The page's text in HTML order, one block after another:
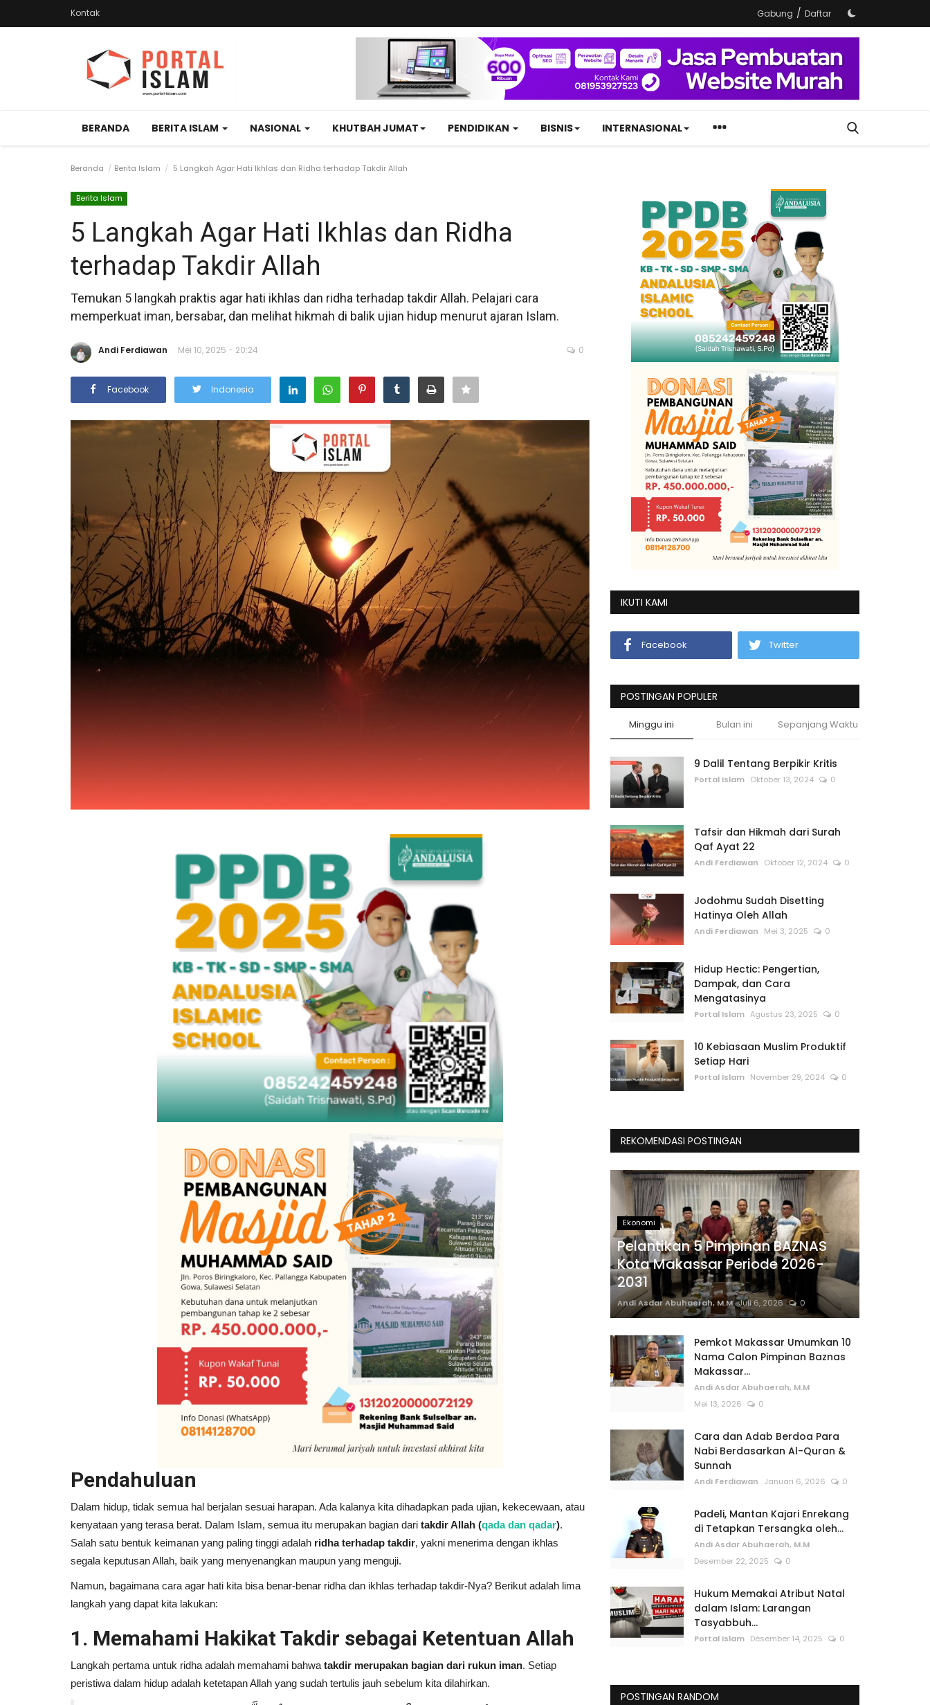
Kontak Gabung / Daftar
BERANDA BERITA ISLAM NASIONAL KHUTBAH JUMAT PENDIDIKAN BISNIS INTERNASIONAL
Beranda Berita Islam 5 Langkah Agar Hati Ikhlas dan Ridha terhadap Takdir Allah
Berita Islam
5 Langkah Agar Hati Ikhlas dan Ridha
terhadap Takdir Allah
Temukan 5 langkah praktis agar hati ikhlas dan ridha terhadap takdir Allah. Pelajari cara
memperkuat iman, bersabar, dan melihat hikmah di balik ujian hidup menurut ajaran Islam.
Andi Ferdiawan Mei 10, 2025 - 20:24 0
Facebook Indonesia
Pendahuluan
Dalam hidup, tidak semua hal berjalan sesuai harapan. Ada kalanya kita dihadapkan pada ujian, kekecewaan, atau
kenyataan yang terasa berat. Dalam Islam, semua itu merupakan bagian dari takdir Allah (qada dan qadar).
Salah satu bentuk keimanan yang paling tinggi adalah ridha terhadap takdir, yakni menerima dengan ikhlas
segala keputusan Allah, baik yang menyenangkan maupun yang menguji.
Namun, bagaimana cara agar hati kita bisa benar-benar ridha dan ikhlas terhadap takdir-Nya? Berikut adalah lima
langkah yang dapat kita lakukan:
1. Memahami Hakikat Takdir sebagai Ketentuan Allah
Langkah pertama untuk ridha adalah memahami bahwatakdir merupakan bagian dari rukun iman. Setiap
peristiwa dalam hidup adalah ketetapan Allah yang sudah tertulis jauh sebelum kita dilahirkan.
IKUTI KAMI
Facebook Twitter
POSTINGAN POPULER
Minggu ini Bulan ini Sepanjang Waktu
9 Dalil Tentang Berpikir Kritis
Portal Islam Oktober 13, 2024 0
Tafsir dan Hikmah dari Surah
Qaf Ayat 22
Andi Ferdiawan Oktober 12, 2024 0
Jodohmu Sudah Disetting
Hatinya Oleh Allah
Andi Ferdiawan Mei 3, 2025 0
Hidup Hectic: Pengertian,
Dampak, dan Cara
Mengatasinya
Portal Islam Agustus 23, 2025 0
10 Kebiasaan Muslim Produktif
Setiap Hari
Portal Islam November 29, 2024 0
REKOMENDASI POSTINGAN
Ekonomi
Pelantikan 5 Pimpinan BAZNAS
Kota Makassar Periode 2026-
2031
Andi Asdar Abuhaerah, M.M Juli 6, 2026 0
Pemkot Makassar Umumkan 10
Nama Calon Pimpinan Baznas
Makassar...
Andi Asdar Abuhaerah, M.M
Mei 13, 2026
0
Cara dan Adab Berdoa Para
Nabi Berdasarkan Al-Quran &
Sunnah
Andi Ferdiawan Januari 6, 2026 0
Padeli, Mantan Kajari Enrekang
di Tetapkan Tersangka oleh...
Andi Asdar Abuhaerah, M.M
Desember 22, 2025
0
Hukum Memakai Atribut Natal
dalam Islam: Larangan
Tasyabbuh...
Portal Islam Desember 14, 2025 0
POSTINGAN RANDOM